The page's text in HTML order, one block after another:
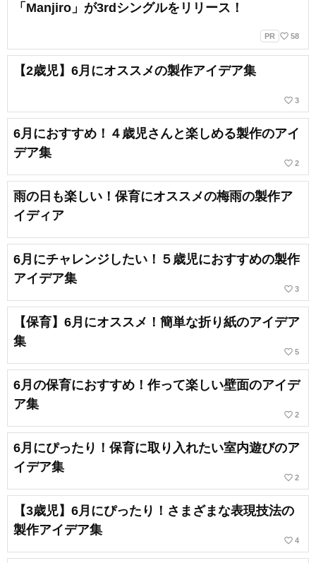
「Manjiro」が3rdシングルをリリース！
PR favorite_border 58
【2歳児】6月にオススメの製作アイデア集
favorite_border 3
6月におすすめ！４歳児さんと楽しめる製作のアイ
デア集
favorite_border 2
雨の日も楽しい！保育にオススメの梅雨の製作ア
イディア
6月にチャレンジしたい！５歳児におすすめの製作
アイデア集
favorite_border 3
【保育】6月にオススメ！簡単な折り紙のアイデア
集
favorite_border 5
6月の保育におすすめ！作って楽しい壁面のアイデ
ア集
favorite_border 2
6月にぴったり！保育に取り入れたい室内遊びのア
イデア集
favorite_border 2
【3歳児】6月にぴったり！さまざまな表現技法の
製作アイデア集
favorite_border 4